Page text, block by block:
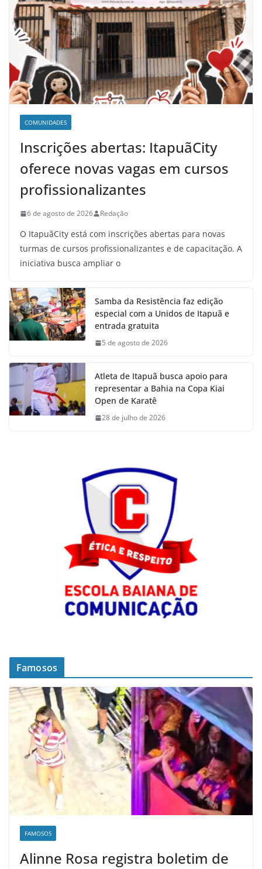
COMUNIDADES
Inscrições abertas: ItapuãCity
oferece novas vagas em cursos
profissionalizantes
6 de agosto de 2026 Redação
O ItapuãCity está com inscrições abertas para novas
turmas de cursos profissionalizantes e de capacitação. A
iniciativa busca ampliar o
Samba da Resistência faz edição
especial com a Unidos de Itapuã e
entrada gratuita
5 de agosto de 2026
Atleta de Itapuã busca apoio para
representar a Bahia na Copa Kiai
Open de Karatê
28 de julho de 2026
Famosos
FAMOSOS
Alinne Rosa registra boletim de